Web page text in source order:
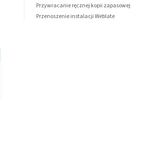
Przywracanie ręcznej kopii zapasowej
Przenoszenie instalacji Weblate